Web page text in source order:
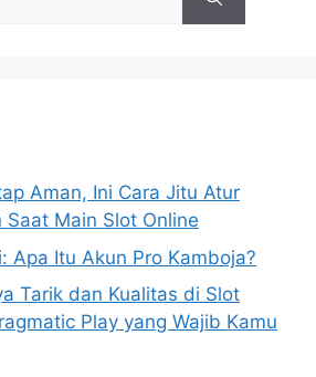
Aman, Ini Cara Jitu Atur
Saat Main Slot Online
Apa Itu Akun Pro Kamboja?
Tarik dan Kualitas di Slot
Play yang Wajib Kamu